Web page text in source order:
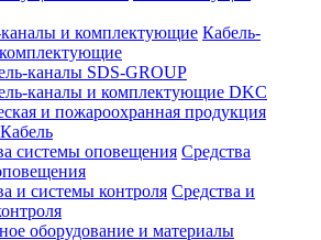
Кабель-
каналы SDS-GROUP
каналы и комплектующие DKC
и пожароохранная продукция
Кабель
Средства
Средства и